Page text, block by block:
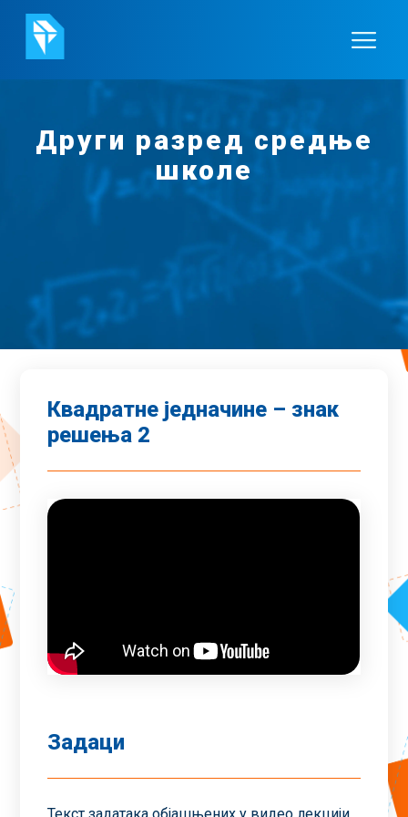
Други разред средње
школе
Квадратне једначине – знак
решења 2
Задаци